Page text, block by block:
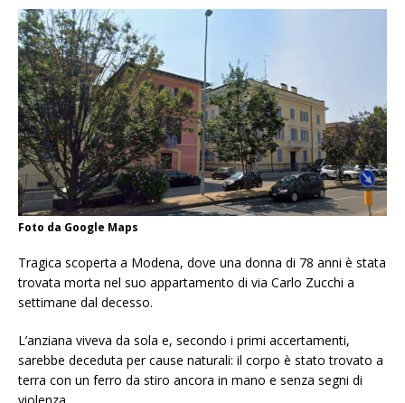
Foto da Google Maps
Tragica scoperta a Modena, dove una donna di 78 anni è stata
trovata morta nel suo appartamento di via Carlo Zucchi a
settimane dal decesso.
L’anziana viveva da sola e, secondo i primi accertamenti,
sarebbe deceduta per cause naturali: il corpo è stato trovato a
terra con un ferro da stiro ancora in mano e senza segni di